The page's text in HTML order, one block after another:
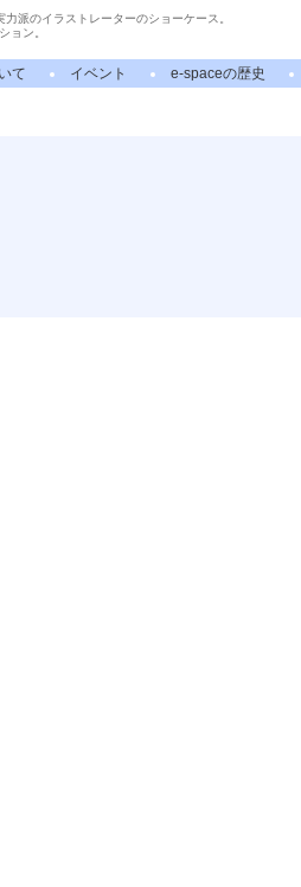
派のイラストレーターのショーケース。
ョン。
て イベント e-spaceの歴史